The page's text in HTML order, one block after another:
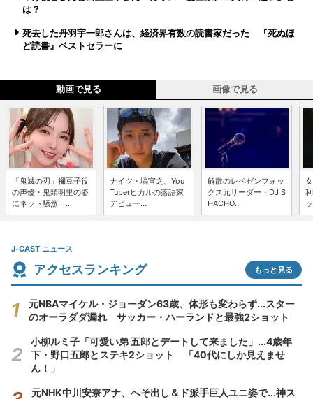
は？
死去した丹羽宇一郎さんは、経済界有数の読書家だった 『死ぬほ
ど読書』ベストセラーに
動画で見る 画像で見る
「鬼滅の刃」禰豆子役
の声優・鬼頭明里の姿
にネット騒然 ...
ナイツ・塙宣之、You
Tuberヒカルの落語家
デビュー...
解散のレペゼンフォッ
クス元リーダー・DJ S
HACHO...
J-CAST ニュース
アクセスランキング もっと見る
元NBAマイケル・ジョーダン63歳、体形も変わらず...スター
のオーラダダ漏れ サッカー・ハーランドと最強2ショット
小柳ルミ子「可愛い弟 五郎とデートして来ました」...4歳年
下・野口五郎とステキ2ショット 「40代にしか見えませ
ん！」
元NHK中川安奈アナ、へそ出し＆ド派手巨人ユニ姿で...神ス